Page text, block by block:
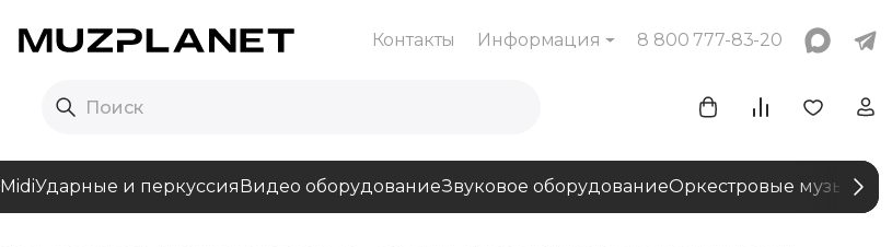
Контакты Информация 8 800 777-83-20
MidiУдарные и перкуссияВидео оборудованиеЗвуковое оборудованиеОркестровые